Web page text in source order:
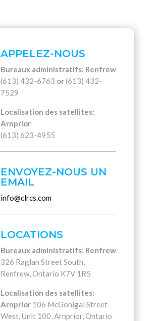
APPELEZ-NOUS
Bureaux administratifs: Renfrew
(613) 432-6763 or(613) 432-
7529
Localisation des satellites:
Arnprior
(613) 623-4955
ENVOYEZ-NOUS UN
EMAIL
info@clrcs.com
LOCATIONS
Bureaux administratifs: Renfrew
326 Raglan Street South,
Renfrew, Ontario K7V 1R5
Localisation des satellites:
Arnprior106 McGonigal Street
West, Unit 100, Arnprior, Ontario